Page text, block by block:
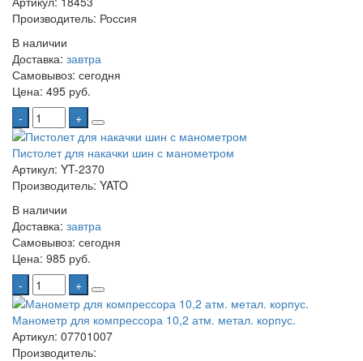
Производитель: Россия
В наличии
Доставка: завтра
Самовывоз: сегодня
Цена: 495 руб.
-
+
Пистолет для накачки шин с манометром
Артикул: YT-2370
Производитель: YATO
В наличии
Доставка: завтра
Самовывоз: сегодня
Цена: 985 руб.
-
+
Манометр для компрессора 10,2 атм. метал. корпус.
Артикул: 07701007
Производитель: